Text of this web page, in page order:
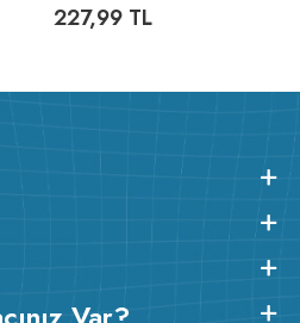
227,99TL